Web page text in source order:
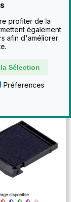
profiter de la
également
afin d'améliorer
Sélection
Préferences